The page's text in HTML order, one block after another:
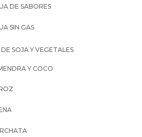
DE SABORES
SIN GAS
SOJA Y VEGETALES
Y COCO